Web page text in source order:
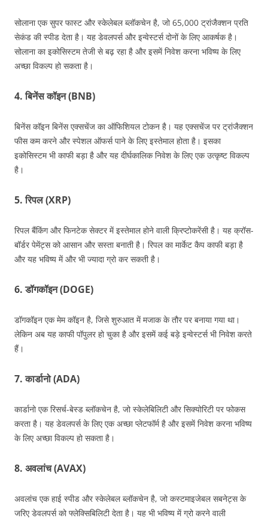
सोलाना एक सुपर फास्ट और स्केलेबल ब्लॉकचेन है, जो 65,000 ट्रांजैक्शन प्रति
सेकंड की स्पीड देता है। यह डेवलपर्स और इन्वेस्टर्स दोनों के लिए आकर्षक है।
सोलाना का इकोसिस्टम तेजी से बढ़ रहा है और इसमें निवेश करना भविष्य के लिए
अच्छा विकल्प हो सकता है।
4. बिनेंस कॉइन (BNB)
बिनेंस कॉइन बिनेंस एक्सचेंज का ऑफिशियल टोकन है। यह एक्सचेंज पर ट्रांजैक्शन
फीस कम करने और स्पेशल ऑफर्स पाने के लिए इस्तेमाल होता है। इसका
इकोसिस्टम भी काफी बड़ा है और यह दीर्घकालिक निवेश के लिए एक उत्कृष्ट विकल्प
है।
5. रिपल (XRP)
रिपल बैंकिंग और फिनटेक सेक्टर में इस्तेमाल होने वाली क्रिप्टोकरेंसी है। यह क्रॉस-
बॉर्डर पेमेंट्स को आसान और सस्ता बनाती है। रिपल का मार्केट कैप काफी बड़ा है
और यह भविष्य में और भी ज्यादा ग्रो कर सकती है।
6. डॉगकॉइन (DOGE)
डॉगकॉइन एक मेम कॉइन है, जिसे शुरुआत में मजाक के तौर पर बनाया गया था।
लेकिन अब यह काफी पॉपुलर हो चुका है और इसमें कई बड़े इन्वेस्टर्स भी निवेश करते
हैं।
7. कार्डानो (ADA)
कार्डानो एक रिसर्च-बेस्ड ब्लॉकचेन है, जो स्केलेबिलिटी और सिक्योरिटी पर फोकस
करता है। यह डेवलपर्स के लिए एक अच्छा प्लेटफॉर्म है और इसमें निवेश करना भविष्य
के लिए अच्छा विकल्प हो सकता है।
8. अवलांच (AVAX)
अवलांच एक हाई स्पीड और स्केलेबल ब्लॉकचेन है, जो कस्टमाइजेबल सबनेट्स के
जरिए डेवलपर्स को फ्लेक्सिबिलिटी देता है। यह भी भविष्य में ग्रो करने वाली